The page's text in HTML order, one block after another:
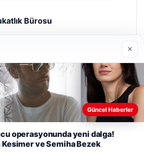
Bürosu
Haberler
daha iyi anlayabilmek,
ve geliştirmek amacıyla çerezler
×
Güncel Haberler
operasyonunda yeni dalga!
Kesimer ve Semiha Bezek
and study
lemagrup.com.tr